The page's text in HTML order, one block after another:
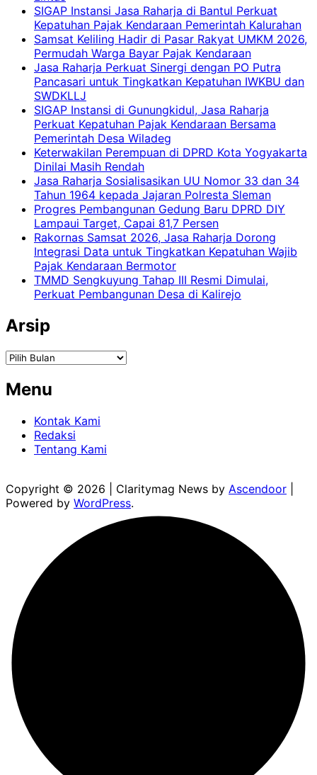
SIGAP Instansi Jasa Raharja di Bantul Perkuat
Kepatuhan Pajak Kendaraan Pemerintah Kalurahan
Samsat Keliling Hadir di Pasar Rakyat UMKM 2026,
Permudah Warga Bayar Pajak Kendaraan
Jasa Raharja Perkuat Sinergi dengan PO Putra
Pancasari untuk Tingkatkan Kepatuhan IWKBU dan
SWDKLLJ
SIGAP Instansi di Gunungkidul, Jasa Raharja
Perkuat Kepatuhan Pajak Kendaraan Bersama
Pemerintah Desa Wiladeg
Keterwakilan Perempuan di DPRD Kota Yogyakarta
Dinilai Masih Rendah
Jasa Raharja Sosialisasikan UU Nomor 33 dan 34
Tahun 1964 kepada Jajaran Polresta Sleman
Progres Pembangunan Gedung Baru DPRD DIY
Lampaui Target, Capai 81,7 Persen
Rakornas Samsat 2026, Jasa Raharja Dorong
Integrasi Data untuk Tingkatkan Kepatuhan Wajib
Pajak Kendaraan Bermotor
TMMD Sengkuyung Tahap III Resmi Dimulai,
Perkuat Pembangunan Desa di Kalirejo
Arsip
Arsip
Menu
Kontak Kami
Redaksi
Tentang Kami
Copyright © 2026 | Claritymag News by Ascendoor
Powered by WordPress.